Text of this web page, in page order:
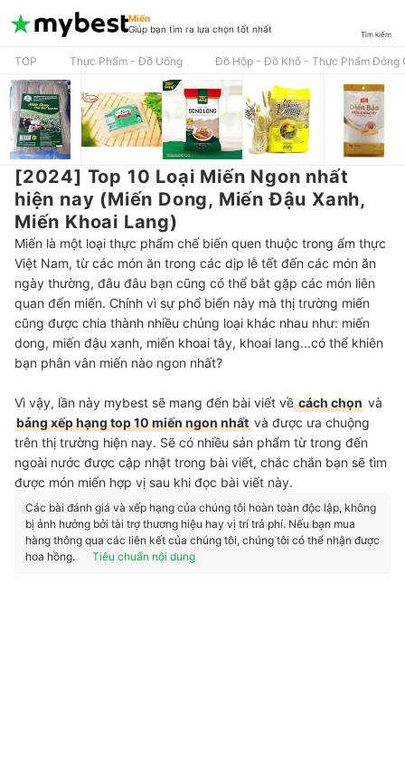
Miến
Giúp bạn tìm ra lựa chọn tốt nhất
Tìm kiếm
TOP Thực Phẩm - Đồ Uống Đồ Hộp - Đồ Khô - Thực Phẩm Đóng
[2024] Top 10 Loại Miến Ngon nhất
hiện nay (Miến Dong, Miến Đậu Xanh,
Miến Khoai Lang)
Miến là một loại thực phẩm chế biến quen thuộc trong ẩm thực
Việt Nam, từ các món ăn trong các dịp lễ tết đến các món ăn
ngày thường, đâu đâu bạn cũng có thể bắt gặp các món liên
quan đến miến. Chính vì sự phổ biến này mà thị trường miến
cũng được chia thành nhiều chủng loại khác nhau như: miến
dong, miến đậu xanh, miến khoai tây, khoai lang...có thể khiên
bạn phân vân miến nào ngon nhất?
Vì vậy, lần này mybest sẽ mang đến bài viết vềcách chọn và
bảng xếp hạng top 10 miến ngon nhất và được ưa chuộng
trên thị trường hiện nay. Sẽ có nhiều sản phẩm từ trong đến
ngoài nước được cập nhật trong bài viết, chắc chắn bạn sẽ tìm
được món miến hợp vị sau khi đọc bài viết này.
Các bài đánh giá và xếp hạng của chúng tôi hoàn toàn độc lập, không
bị ảnh hưởng bởi tài trợ thương hiệu hay vị trí trả phí. Nếu bạn mua
hàng thông qua các liên kết của chúng tôi, chúng tôi có thể nhận được
hoa hồng.
Tiêu chuẩn nội dung